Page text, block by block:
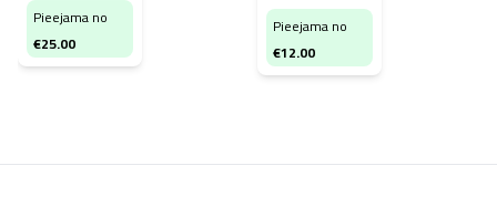
Pieejama no
€25.00
Pieejama no
€12.00